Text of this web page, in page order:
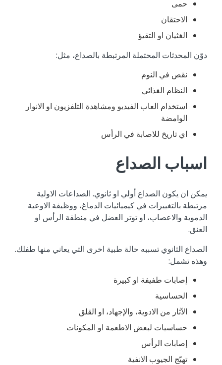
حمى
الاحتقان
الغثيان او التقيؤ
دوّن المحدثات المحتملة المرتبطة بالصداع، مثل:
نقص في النوم
النظام الغذائي
استخدام العاب الفيديو ومشاهدة التلفزيون او الانوار
الوامضة
اي تاريخ للاصابة في الرأس
اسباب الصداع
يمكن ان يكون الصداع أولي او ثانوي. الصداعات الاولية
مرتبطة بالتغييرات في كيميائيات الدماغ، ووظيفة الاوعية
الدموية والاعصاب، او توتر العضل في منطقة الرأس او
العنق.
الصداع الثانوي تسببه حالة طبية اخرى التي يعاني منها طفلك.
وهذه تشمل:
إصابات طفيفة او كبيرة
الحساسية
الآثار من الادوية، والإجهاد، او القلق
حساسيات لبعض الاطعمة او المكونات
إصابات الرأس
تهيّج الجيوب الانفية